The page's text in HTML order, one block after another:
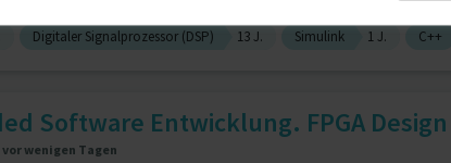
Digitaler Signalprozessor (DSP) 13 J. Simulink 1 J. C++
Software Entwicklung. FPGA
wenigen Tagen